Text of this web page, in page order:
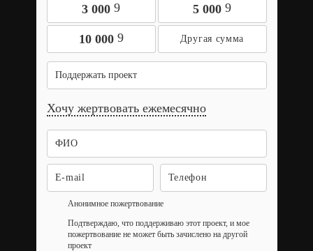
3 000 9 5 000 9
10 000 9
Поддержать проект
Хочу жертвовать ежемесячно
Анонимное пожертвование
Подтверждаю, что поддерживаю этот проект, и мое
пожертвование не может быть зачислено на другой
проект